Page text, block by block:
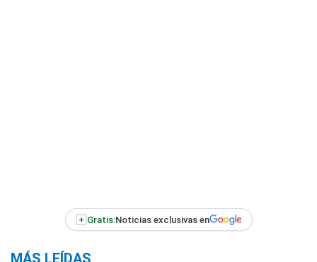
+ Gratis:Noticias exclusivas en
MÁS LEÍDAS